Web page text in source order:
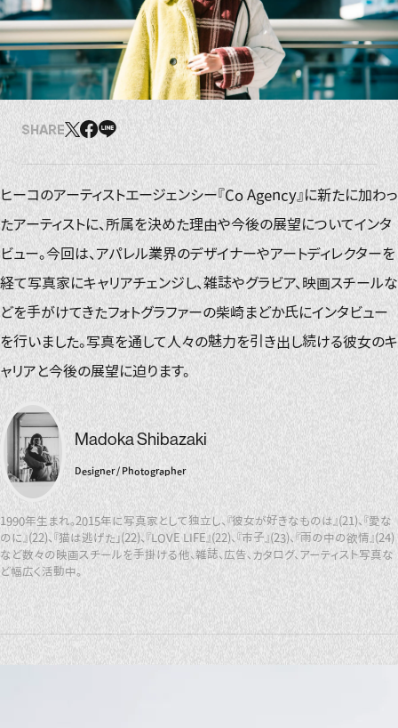
SHARE
ヒーコのアーティストエージェンシー『Co Agency』に新たに加わっ
たアーティストに、所属を決めた理由や今後の展望についてインタ
ビュー。今回は、アパレル業界のデザイナーやアートディレクターを
経て写真家にキャリアチェンジし、雑誌やグラビア、映画スチールな
どを手がけてきたフォトグラファーの柴崎まどか氏にインタビュー
を行いました。写真を通して人々の魅力を引き出し続ける彼女のキ
ャリアと今後の展望に迫ります。
Madoka Shibazaki
Designer/ Photographer
1990年生まれ。2015年に写真家として独立し、『彼女が好きなものは』(21)、『愛な
のに』(22)、『猫は逃げた」(22)、『LOVE LIFE』(22)、『市子』(23)、『雨の中の欲情』(24)
など数々の映画スチールを手掛ける他、雑誌、広告、カタログ、アーティスト写真な
ど幅広く活動中。